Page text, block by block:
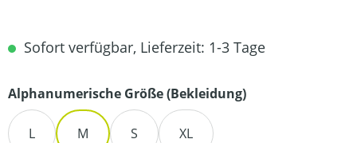
Sofort verfügbar, Lieferzeit: 1-3 Tage
Alphanumerische Größe (Bekleidung)auswählen
L M S XL